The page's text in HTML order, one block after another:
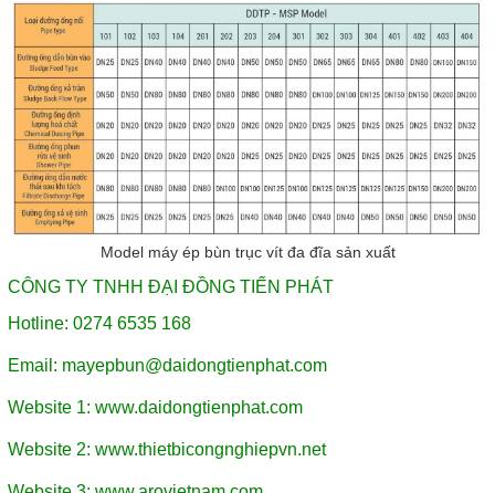
Model máy ép bùn trục vít đa đĩa sản xuất
CÔNG TY TNHH ĐẠI ĐỒNG TIẾN PHÁT
Hotline: 0274 6535 168
Email: mayepbun@daidongtienphat.com
Website 1: www.daidongtienphat.com
Website 2: www.thietbicongnghiepvn.net